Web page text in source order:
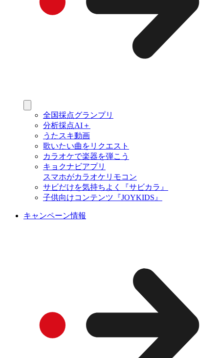
全国採点グランプリ
分析採点AI＋
うたスキ動画
歌いたい曲をリクエスト
カラオケで楽器を弾こう
キョクナビアプリ
スマホがカラオケリモコン
サビだけを気持ちよく『サビカラ』
子供向けコンテンツ『JOYKIDS』
キャンペーン情報